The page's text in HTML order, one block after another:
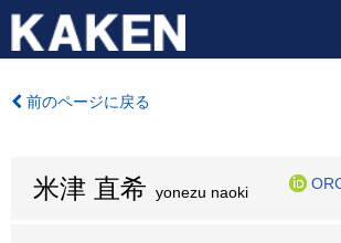
前のページに戻る
米津 直希 yonezu naoki